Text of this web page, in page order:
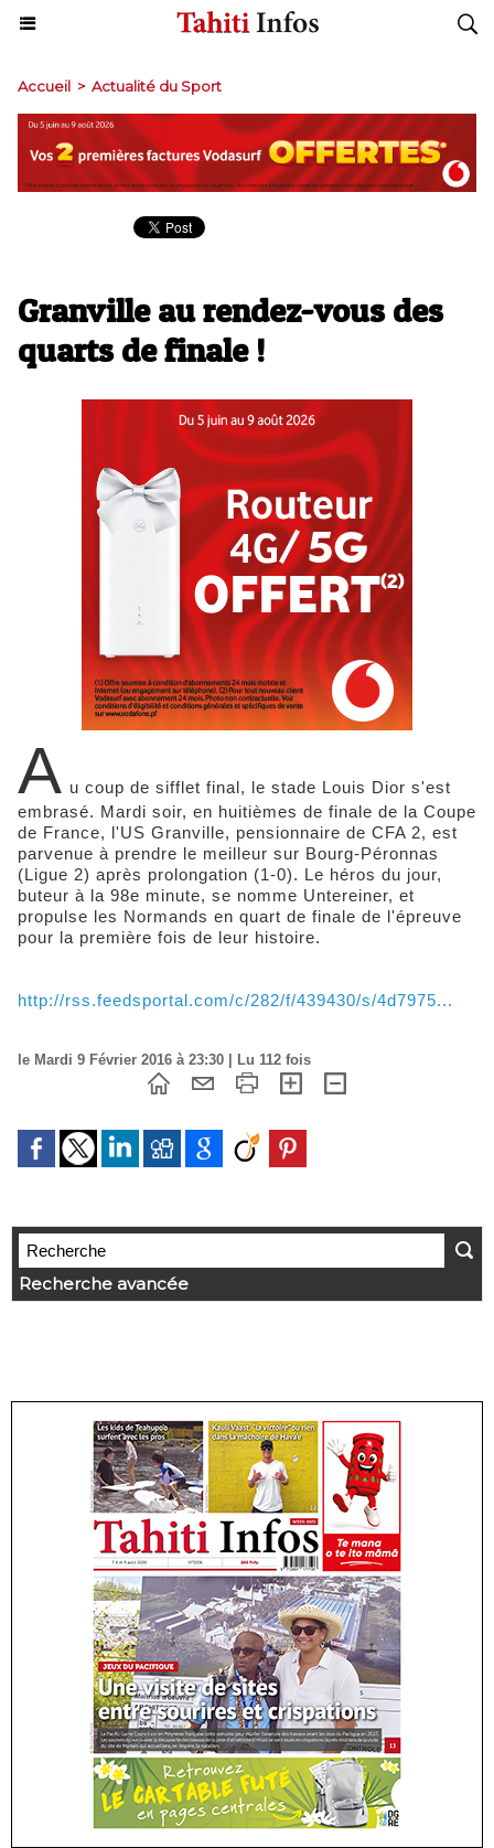
Accueil > Actualité du Sport
Granville au rendez-vous des
quarts de finale !
A u coup de sifflet final, le stade Louis Dior s'est
embrasé. Mardi soir, en huitièmes de finale de la Coupe
de France, l'US Granville, pensionnaire de CFA 2, est
parvenue à prendre le meilleur sur Bourg-Péronnas
(Ligue 2) après prolongation (1-0). Le héros du jour,
buteur à la 98e minute, se nomme Untereiner, et
propulse les Normands en quart de finale de l'épreuve
pour la première fois de leur histoire.
http://rss.feedsportal.com/c/282/f/439430/s/4d7975...
le Mardi 9 Février 2016 à 23:30 | Lu 112 fois
Recherche avancée